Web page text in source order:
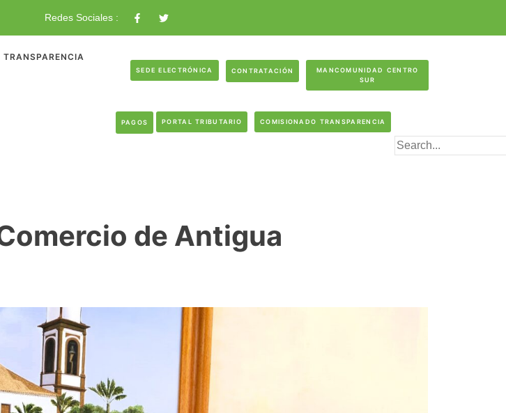
Redes Sociales :
TRANSPARENCIA
SEDE ELECTRÓNICA CONTRATACIÓN
MANCOMUNIDAD CENTRO
SUR
PAGOS PORTAL TRIBUTARIO COMISIONADO TRANSPARENCIA
de Antigua